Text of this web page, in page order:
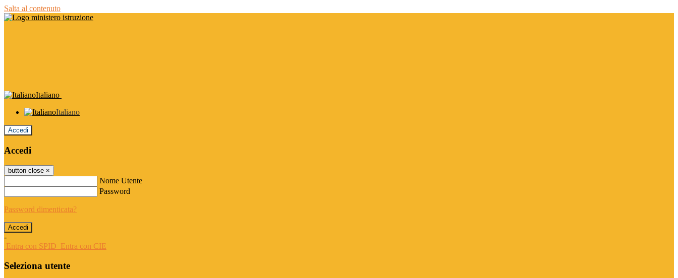
Salta al contenuto
Italiano
Italiano
Accedi
Accedi
button close ×
Nome Utente
Password
Password dimenticata?
-
Entra con SPID Entra con CIE
Seleziona utente